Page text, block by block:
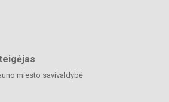
miesto savivaldybė